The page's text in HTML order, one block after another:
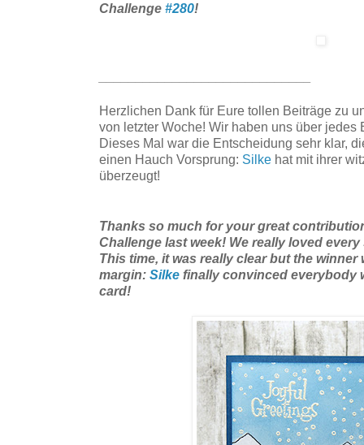
Challenge #280!
Herzlichen Dank für Eure tollen Beiträge zu
von letzter Woche! Wir haben uns über jedes
Dieses Mal war die Entscheidung sehr klar,
einen Hauch Vorsprung: Silke hat mit ihrer
überzeugt!
Thanks so much for your great
Challenge last week! We really loved
This time, it was really clear but the winner
margin: Silke finally convinced everybody
card!